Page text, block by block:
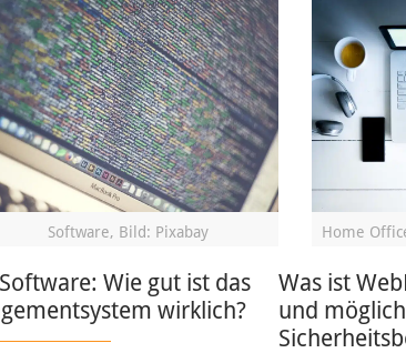
Software, Bild: Pixabay
Wie gut ist das
wirklich?
Home
Was ist
und